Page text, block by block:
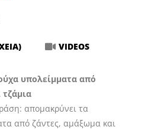
VIDEOS
υπολείμματα από
απομακρύνει τα
από ζάντες, αμάξωμα και